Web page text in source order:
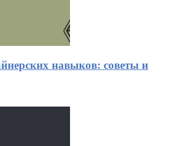
навыков: советы и